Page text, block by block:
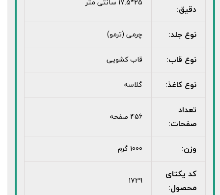
دقیق:
نوع جلد: چرمی (ترمو)
نوع قاب: قاب کشویی
نوع کاغذ: گلاسه
تعداد
صفحات:
456 صفحه
وزن: 1000 گرم
کد یکتای
محصول:
1729